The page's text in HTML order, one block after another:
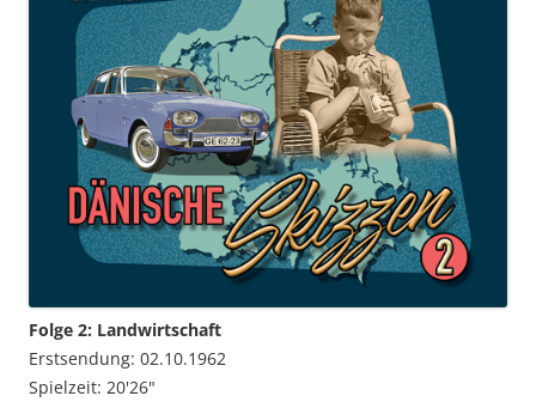
Folge 2: Landwirtschaft
Erstsendung: 02.10.1962
Spielzeit: 20'26"